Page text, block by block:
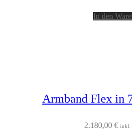
In den
Armband Flex in
2.180,00 € inkl.